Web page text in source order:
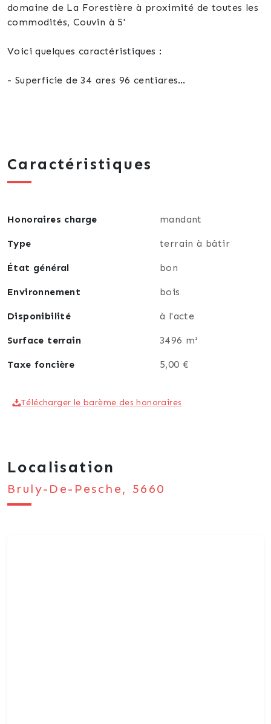
domaine de La Forestière à proximité de toutes les
commodités, Couvin à 5'
Voici quelques caractéristiques :
- Superficie de 34 ares 96 centiares
- Grande zone de recul possible (+/- 50m)
- Facile d'accès sur la route principale
Suivez-nous sur facebook.com/agentjulienloosen/
pour découvrir nos Ventes Immobilières Privées
+ d'infos ou visites : Julien Loosen - +32(0)495 / 90 36
Caractéristiques
Honoraires charge mandant
Type terrain à bâtir
État général bon
Environnement bois
Disponibilité à l'acte
Surface terrain 3496 m²
Taxe foncière 5,00 €
Télécharger le barème des honoraires
Localisation
Bruly-De-Pesche, 5660